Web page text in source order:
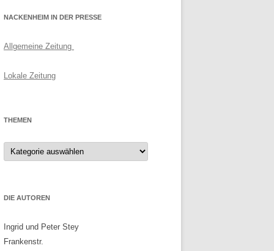
NACKENHEIM IN DER PRESSE
Allgemeine Zeitung
Lokale Zeitung
THEMEN
Themen
DIE AUTOREN
Ingrid und Peter Stey
Frankenstr.